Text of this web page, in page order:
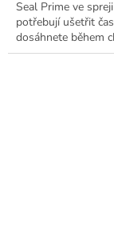
Seal Prime ve
potřebují ušetřit
dosáhnete během